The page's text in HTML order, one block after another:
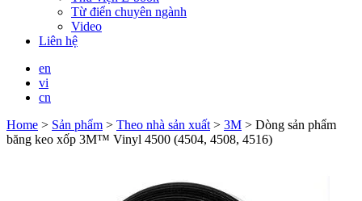
Từ điển chuyên ngành
Video
Liên hệ
en
vi
cn
Home > Sản phẩm > Theo nhà sản xuất > 3M > Dòng sản phẩm
băng keo xốp 3M™ Vinyl 4500 (4504, 4508, 4516)